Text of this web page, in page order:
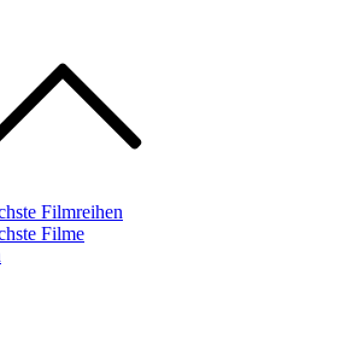
Filmreihen
Filme